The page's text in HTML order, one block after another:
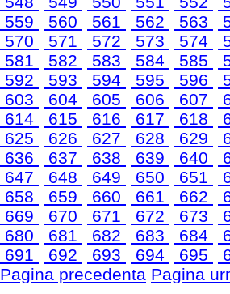
559
560 561 562 563
570
571 572 573 574
581
582 583 584 585
592
593 594 595 596
603
604 605 606 607
614
615 616 617 618
625
626 627 628 629
636
637 638 639 640
647
648 649 650 651
658
659 660 661 662
669
670 671 672 673
680
681 682 683 684
691
692 693 694 695
Pagina precedenta Pagina